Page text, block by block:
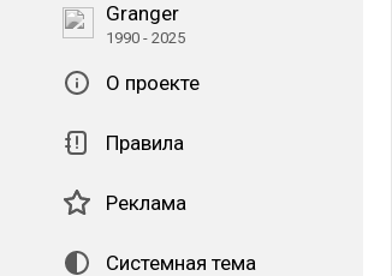
Granger
1990 - 2025
О проекте
Правила
Реклама
Системная тема